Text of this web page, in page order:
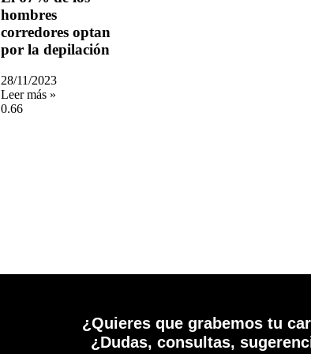
hombres
corredores optan
por la depilación
28/11/2023
Leer más »
¿Quieres que grabemos tu
¿Dudas, consultas,